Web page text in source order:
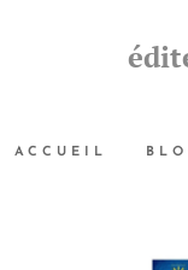
ACCUEIL